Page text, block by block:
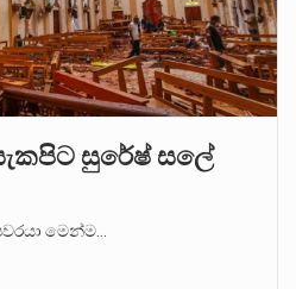
සුරේෂ් සලේ
මෙන්ම…